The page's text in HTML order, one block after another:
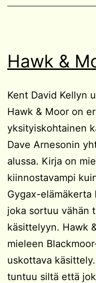
Hawk &
Kent David Kellyn
Hawk & Moor on
yksityiskohtainen
Dave Arnesonin
alussa. Kirja on
kiinnostavampi
Gygax-elämäkerta
joka sortuu vähän
käsittelyyn. Hawk
mieleen
uskottava
tuntuu siltä että